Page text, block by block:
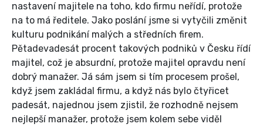
nastavení majitele na toho, kdo firmu neřídí, protože
na to má ředitele. Jako poslání jsme si vytyčili změnit
kulturu podnikání malých a středních firem.
Pětadevadesát procent takových podniků v Česku řídí
majitel, což je absurdní, protože majitel opravdu není
dobrý manažer. Já sám jsem si tím procesem prošel,
když jsem zakládal firmu, a když nás bylo čtyřicet
padesát, najednou jsem zjistil, že rozhodně nejsem
nejlepší manažer, protože jsem kolem sebe viděl